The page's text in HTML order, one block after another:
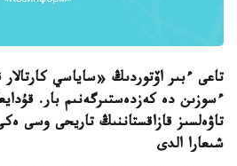
تاعى ءبىر اۆتوردىڭ «ساياسي
ءسوزىن دە كەزدەستىرگەنىم بار.
تاۋەلسىز قازاقستاننىڭ تاريحى وسى
شىعارا الدى